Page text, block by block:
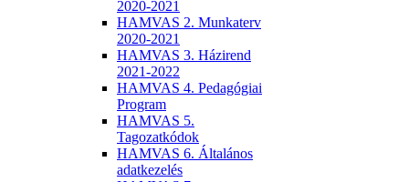
2020-2021
HAMVAS 2. Munkaterv
2020-2021
HAMVAS 3. Házirend
2021-2022
HAMVAS 4. Pedagógiai
Program
HAMVAS 5.
Tagozatkódok
HAMVAS 6. Általános
adatkezelés